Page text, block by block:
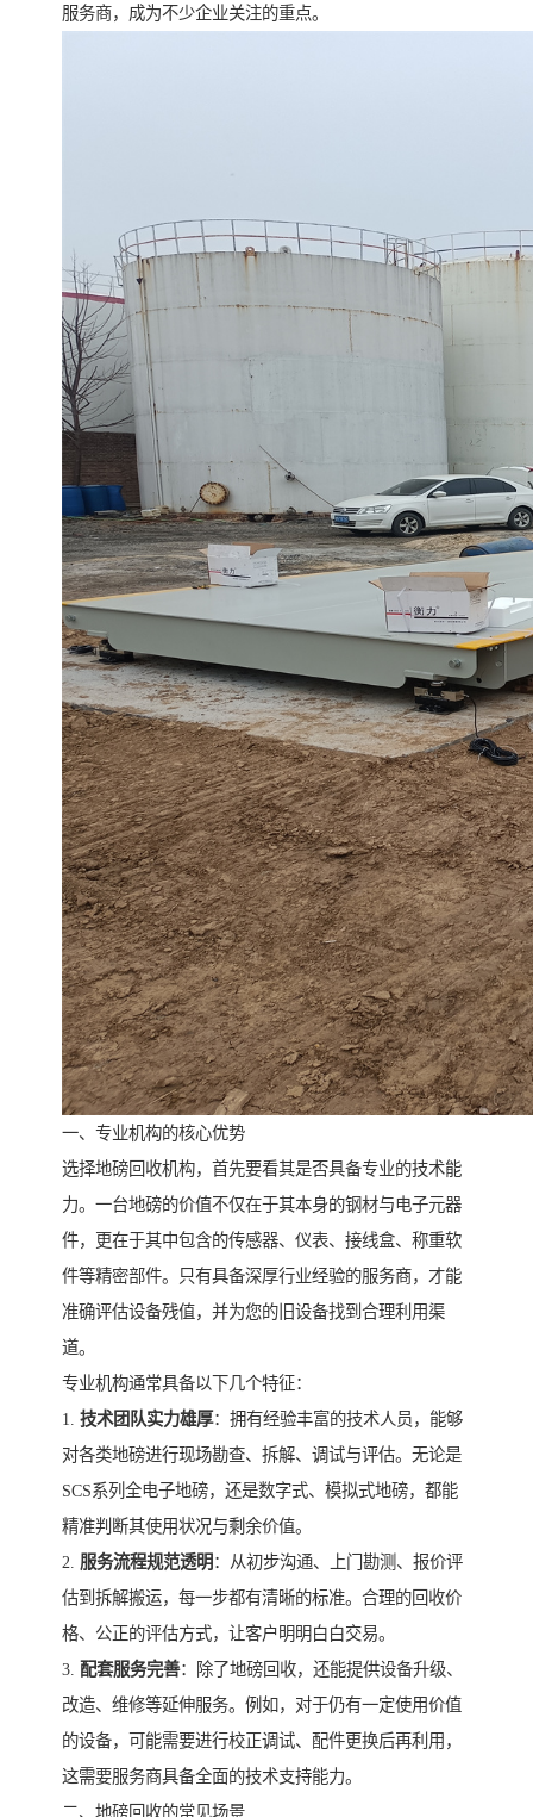
服务商，成为不少企业关注的重点。
一、专业机构的核心优势
选择地磅回收机构，首先要看其是否具备专业的技术能
力。一台地磅的价值不仅在于其本身的钢材与电子元器
件，更在于其中包含的传感器、仪表、接线盒、称重软
件等精密部件。只有具备深厚行业经验的服务商，才能
准确评估设备残值，并为您的旧设备找到合理利用渠
道。
专业机构通常具备以下几个特征：
1. 技术团队实力雄厚：拥有经验丰富的技术人员，能够
对各类地磅进行现场勘查、拆解、调试与评估。无论是
SCS系列全电子地磅，还是数字式、模拟式地磅，都能
精准判断其使用状况与剩余价值。
2. 服务流程规范透明：从初步沟通、上门勘测、报价评
估到拆解搬运，每一步都有清晰的标准。合理的回收价
格、公正的评估方式，让客户明明白白交易。
3. 配套服务完善：除了地磅回收，还能提供设备升级、
改造、维修等延伸服务。例如，对于仍有一定使用价值
的设备，可能需要进行校正调试、配件更换后再利用，
这需要服务商具备全面的技术支持能力。
二、地磅回收的常见场景